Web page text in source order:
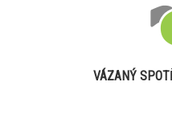
VÁZANÝ